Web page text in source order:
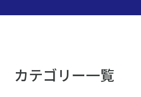
カテゴリー一覧